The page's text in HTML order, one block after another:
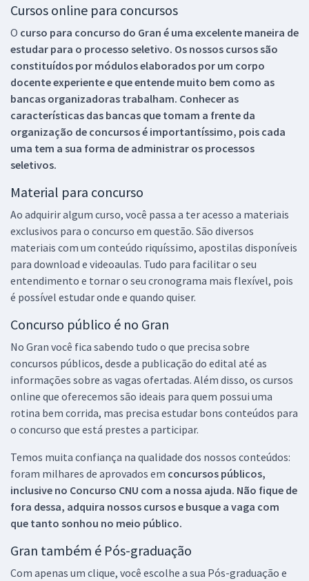
Cursos online para concursos
O curso para concurso do Gran é uma excelente maneira de
estudar para o processo seletivo. Os nossos cursos são
constituídos por módulos elaborados por um corpo
docente experiente e que entende muito bem como as
bancas organizadoras trabalham. Conhecer as
características das bancas que tomam a frente da
organização de concursos é importantíssimo, pois cada
uma tem a sua forma de administrar os processos
seletivos.
Material para concurso
Ao adquirir algum curso, você passa a ter acesso a materiais
exclusivos para o concurso em questão. São diversos
materiais com um conteúdo riquíssimo, apostilas disponíveis
para download e videoaulas. Tudo para facilitar o seu
entendimento e tornar o seu cronograma mais flexível, pois
é possível estudar onde e quando quiser.
Concurso público é no Gran
No Gran você fica sabendo tudo o que precisa sobre
concursos públicos, desde a publicação do edital até as
informações sobre as vagas ofertadas. Além disso, os cursos
online que oferecemos são ideais para quem possui uma
rotina bem corrida, mas precisa estudar bons conteúdos para
o concurso que está prestes a participar.
Temos muita confiança na qualidade dos nossos conteúdos:
foram milhares de aprovados em concursos públicos,
inclusive no Concurso CNU com a nossa ajuda. Não fique de
fora dessa, adquira nossos cursos e busque a vaga com
que tanto sonhou no meio público.
Gran também é Pós-graduação
Com apenas um clique, você escolhe a sua Pós-graduação e